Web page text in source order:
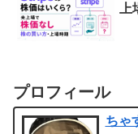
プロフィール
ちゃ